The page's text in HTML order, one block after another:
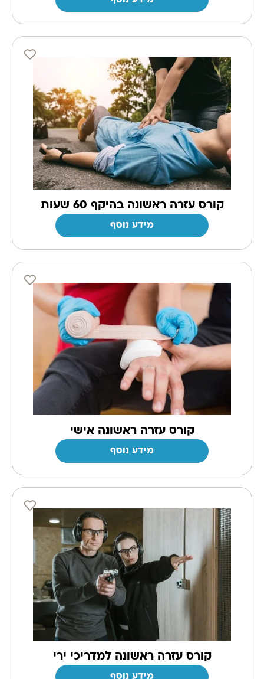
קורס עזרה ראשונה בהיקף 60 שעות
מידע נוסף
קורס עזרה ראשונה אישי
מידע נוסף
קורס עזרה ראשונה למדריכי ירי
מידע נוסף